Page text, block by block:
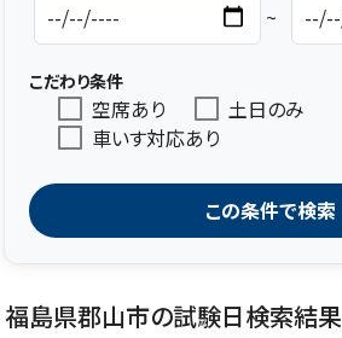
~
こだわり条件
空席あり
土日のみ
車いす対応あり
この条件で検索
福島県郡山市の試験日検索結果